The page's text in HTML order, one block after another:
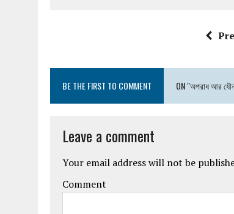
BE THE FIRST TO COMMENT ON "অপরাধ আর
Leave a comment
Your email address will not be
Comment